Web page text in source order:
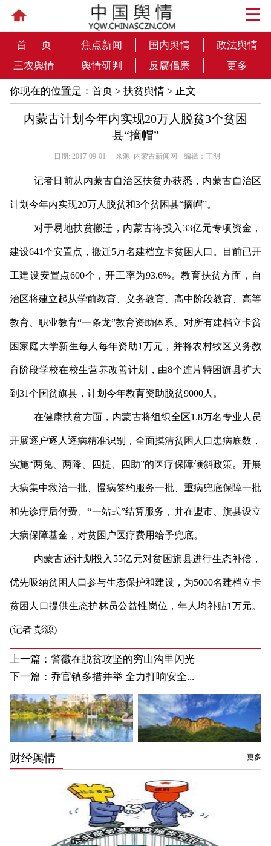
首 页 焦点新闻 国内舆情
政法舆情
三农舆情
舆情研判 反腐倡廉 更多
你现在的位置是： 首页> 扶贫舆情> 正文
内蒙古计划今年内实现20万人脱贫3个贫困
县“摘帽”
日期: 2017-09-01 来源: 内蒙古新闻网 编辑：王明
记者日前从内蒙古自治区扶贫办获悉，内蒙古自治区
计划今年内实现20万人脱贫和3个贫困县“摘帽”。
对于易地扶贫搬迁，内蒙古将投入33亿元专项资金，
建设641个安置点，搬迁5万名建档立卡贫困人口。目前已开
工建设安置点600个，开工率为93.6%。教育扶贫方面，自
治区将建立起从学前教育、义务教育、高中阶段教育、高等
教育、职业教育“一条龙”教育资助体系。对所有建档立卡贫
困家庭大学新生每人每年资助1万元，并将农村牧区义务教
育阶段学校在校生营养改善计划，由8个连片特困旗县扩大
到31个国贫旗县，计划今年教育资助脱贫9000人。
在健康扶贫方面，内蒙古将组织全区1.8万名专业人员
开展逐户逐人逐病精准识别，全面摸清贫困人口患病底数，
实施“两免、两降、四提、四助”的医疗保障倾斜政策。开展
大病集中救治一批、慢病签约服务一批、重病兜底保障一批
和先诊疗后付费、“一站式”结算服务，并在盟市、旗县设立
大病保障基金，对贫困户医疗费用给予兜底。
内蒙古还计划投入55亿元对贫困旗县进行生态补偿，
优先吸纳贫困人口参与生态保护和建设，为5000名建档立卡
贫困人口提供生态护林员公益性岗位，年人均补贴1万元。
(记者 彭源)
上一篇： 警徽在脱贫攻坚的穷山沟里闪光
下一篇： 乔官镇多措并举 全力打响安全...
财经舆情 更多